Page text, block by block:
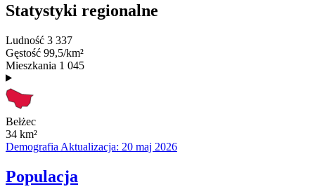
Statystyki regionalne
Ludność 3 337
Gęstość 99,5/km²
Mieszkania 1 045
Bełżec
34 km²
Demografia Aktualizacja: 20 maj 2026
Populacja